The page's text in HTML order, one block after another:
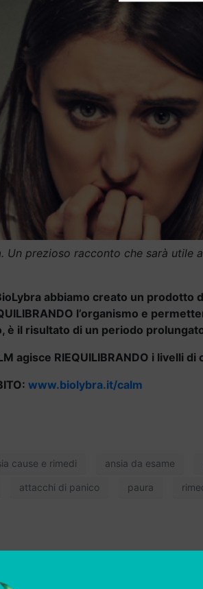
Un prezioso racconto che sarà utile
abbiamo creato un
l’organismo e
è il risultato di un periodo
agisce RIEQUILIBRANDO i livelli
www.biolybra.it/calm
cause e rimedi ansia da esame
attacchi di panico paura